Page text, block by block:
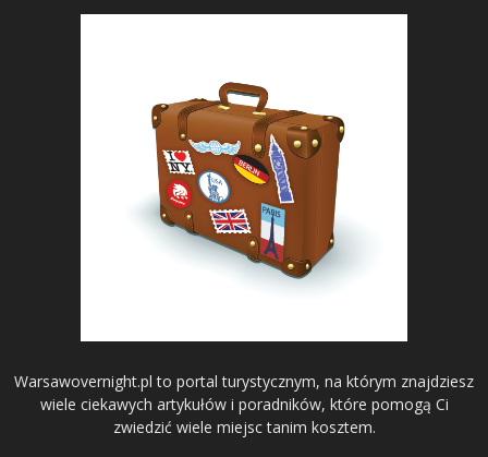
Warsawovernight.pl to portal turystycznym, na którym znajdziesz
wiele ciekawych artykułów i poradników, które pomogą Ci
zwiedzić wiele miejsc tanim kosztem.